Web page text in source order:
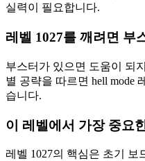
실력이 필요합니다.
레벨 1027를 깨려면 부
부스터가 있으면 도움이 되
별 공략을 따르면 hell mode
습니다.
이 레벨에서 가장 중요
레벨 1027의 핵심은 초기